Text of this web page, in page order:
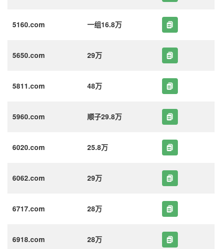
5160.com 一组16.8万
5650.com 29万
5811.com 48万
5960.com 顺子29.8万
6020.com 25.8万
6062.com 29万
6717.com 28万
6918.com 28万